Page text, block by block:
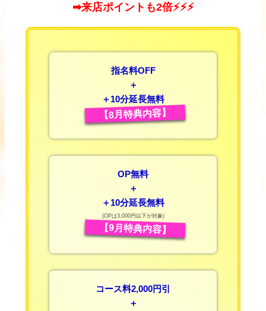
➡来店ポイントも2倍⚡⚡⚡
指名料OFF
＋
＋10分延長無料
【8月特典内容】
OP無料
＋
＋10分延長無料
(OPは3,000円以下が対象)
【9月特典内容】
コース料2,000円引
＋